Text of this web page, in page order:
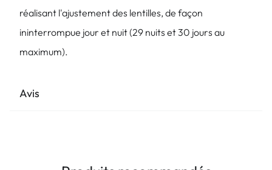
réalisant l'ajustement des lentilles, de façon
ininterrompue jour et nuit (29 nuits et 30 jours au
maximum).
Avis